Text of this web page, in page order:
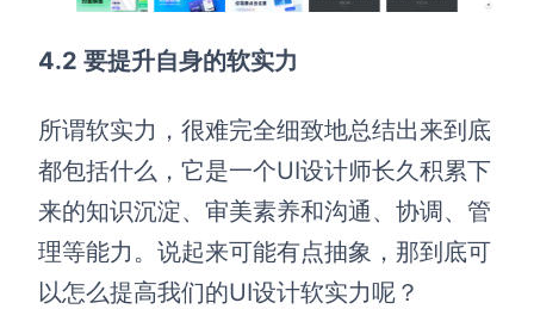
4.2 要提升自身的软实力
所谓软实力，很难完全细致地总结出来到底
都包括什么，它是一个UI设计师长久积累下
来的知识沉淀、审美素养和沟通、协调、管
理等能力。说起来可能有点抽象，那到底可
以怎么提高我们的UI设计软实力呢？